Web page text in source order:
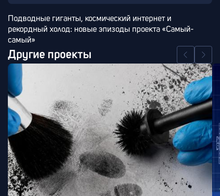
Подводные гиганты, космический интернет и
рекордный холод: новые эпизоды проекта «Самый-
самый»
Другие проекты